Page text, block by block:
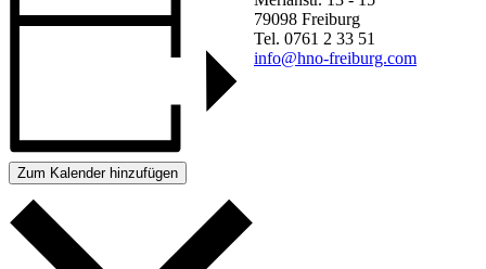
Zum Kalender hinzufügen
79098 Freiburg
Tel. 0761 2 33 51
info@hno-freiburg.com